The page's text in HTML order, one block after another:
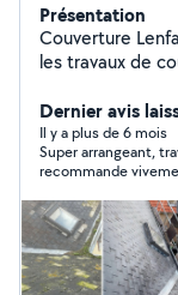
Présentation
Couverture Lenfant est une entreprise
les travaux de
particuliers comme
projets, qu'il
rénovation ou d'un
de garantir à
esthétique,
habitat. Nos services Pose et
(tuiles, ardoises, bac
Dernier avis
Il y a plus de 6 mois
Super arrangeant,
recommande